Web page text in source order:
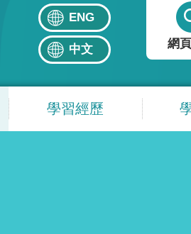
ENG
中文
網
學習經歷